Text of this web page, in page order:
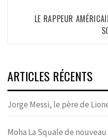
LE RAPPEUR
ARTICLES RÉCENTS
Jorge Messi, le père de
Moha La Squale de